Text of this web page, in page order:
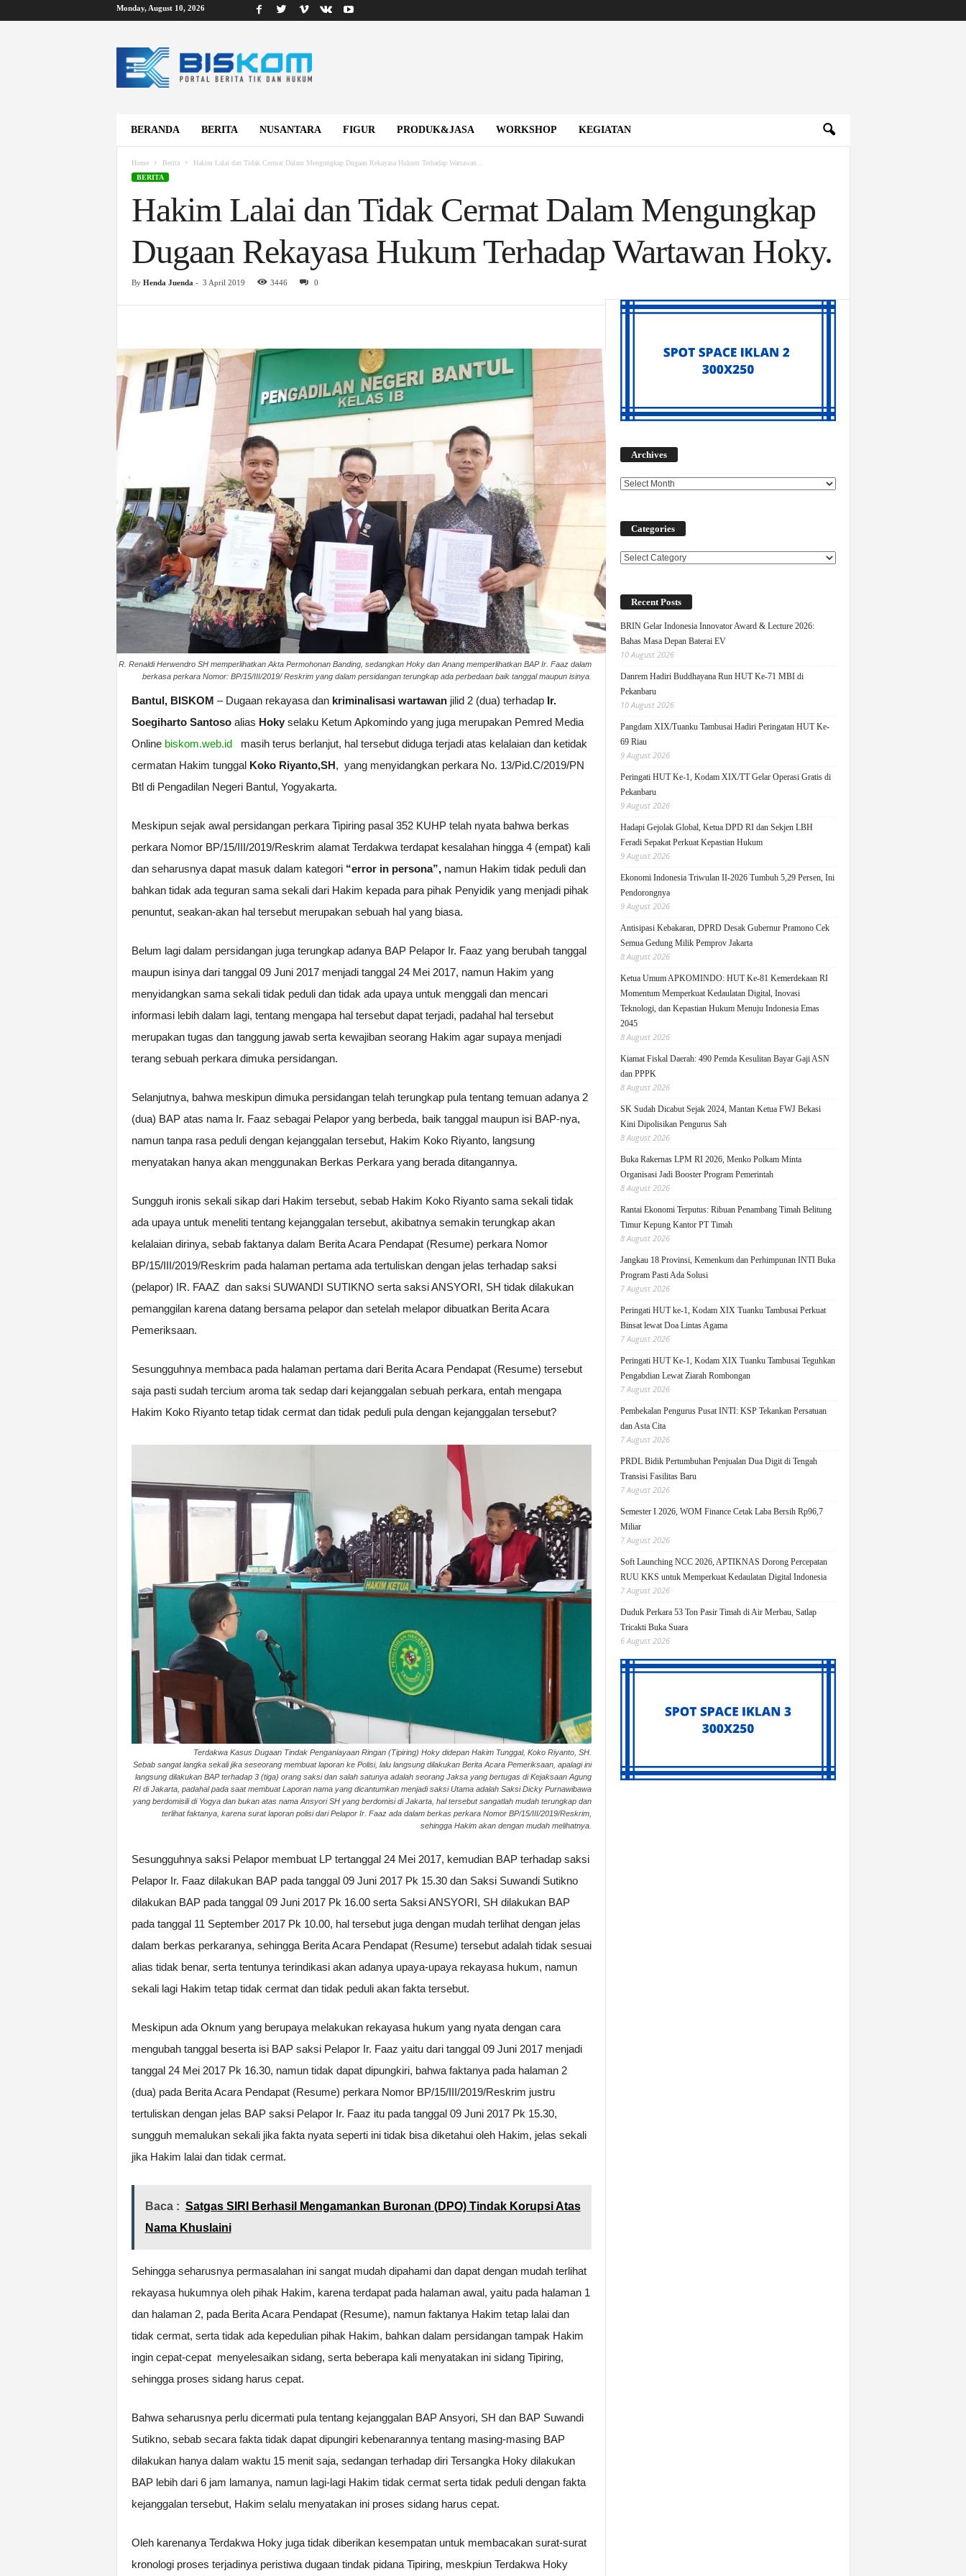
Monday, August 10, 2026
i
BERANDA
BERITA NUSANTARA FIGUR PRODUK&JASA WORKSHOP KEGIATAN
Home Berita
Hakim Lalai dan Tidak Cermat Dalam Mengungkap Dugaan Rekayasa Hukum Terhadap Wartawan...
BERITA
Hakim Lalai dan Tidak Cermat Dalam Mengungkap
Dugaan Rekayasa Hukum Terhadap Wartawan Hoky.
By Henda Juenda - 3 April 2019 3446 0
R. Renaldi Herwendro SH memperlihatkan Akta Permohonan Banding, sedangkan Hoky dan Anang memperlihatkan BAP Ir. Faaz dalam
berkasa perkara Nomor: BP/15/III/2019/ Reskrim yang dalam persidangan terungkap ada perbedaan baik tanggal maupun isinya.
Bantul, BISKOM – Dugaan rekayasa dan kriminalisasi wartawanjilid 2 (dua) terhadap Ir.
Soegiharto Santoso alias Hoky selaku Ketum Apkomindo yang juga merupakan Pemred Media
Online biskom.web.id
masih terus berlanjut, hal tersebut diduga terjadi atas kelalaian dan ketidak
cermatan Hakim tunggal Koko Riyanto,SH, yang menyidangkan perkara No. 13/Pid.C/2019/PN
Btl di Pengadilan Negeri Bantul, Yogyakarta.
Meskipun sejak awal persidangan perkara Tipiring pasal 352 KUHP telah nyata bahwa berkas
perkara Nomor BP/15/III/2019/Reskrim alamat Terdakwa terdapat kesalahan hingga 4 (empat) kali
dan seharusnya dapat masuk dalam kategori “error in persona”,namun Hakim tidak peduli dan
bahkan tidak ada teguran sama sekali dari Hakim kepada para pihak Penyidik yang menjadi pihak
penuntut, seakan-akan hal tersebut merupakan sebuah hal yang biasa.
Belum lagi dalam persidangan juga terungkap adanya BAP Pelapor Ir. Faaz yang berubah tanggal
maupun isinya dari tanggal 09 Juni 2017 menjadi tanggal 24 Mei 2017, namun Hakim yang
menyidangkan sama sekali tidak peduli dan tidak ada upaya untuk menggali dan mencari
informasi lebih dalam lagi, tentang mengapa hal tersebut dapat terjadi, padahal hal tersebut
merupakan tugas dan tanggung jawab serta kewajiban seorang Hakim agar supaya menjadi
terang sebuah perkara dimuka persidangan.
Selanjutnya, bahwa meskipun dimuka persidangan telah terungkap pula tentang temuan adanya 2
(dua) BAP atas nama Ir. Faaz sebagai Pelapor yang berbeda, baik tanggal maupun isi BAP-nya,
namun tanpa rasa peduli dengan kejanggalan tersebut, Hakim Koko Riyanto, langsung
menyatakan hanya akan menggunakan Berkas Perkara yang berada ditangannya.
Sungguh ironis sekali sikap dari Hakim tersebut, sebab Hakim Koko Riyanto sama sekali tidak
ada upaya untuk meneliti tentang kejanggalan tersebut, akibatnya semakin terungkap akan
kelalaian dirinya, sebab faktanya dalam Berita Acara Pendapat (Resume) perkara Nomor
BP/15/III/2019/Reskrim pada halaman pertama ada tertuliskan dengan jelas terhadap saksi
(pelapor) IR. FAAZ dan saksi SUWANDI SUTIKNO serta saksi ANSYORI, SH tidak dilakukan
pemanggilan karena datang bersama pelapor dan setelah melapor dibuatkan Berita Acara
Pemeriksaan.
Sesungguhnya membaca pada halaman pertama dari Berita Acara Pendapat (Resume) tersebut
saja pasti sudah tercium aroma tak sedap dari kejanggalan sebuah perkara, entah mengapa
Hakim Koko Riyanto tetap tidak cermat dan tidak peduli pula dengan kejanggalan tersebut?
Terdakwa Kasus Dugaan Tindak Penganiayaan Ringan (Tipiring) Hoky didepan Hakim Tunggal, Koko Riyanto, SH.
Sebab sangat langka sekali jika seseorang membuat laporan ke Polisi, lalu langsung dilakukan Berita Acara Pemeriksaan, apalagi ini
langsung dilakukan BAP terhadap 3 (tiga) orang saksi dan salah satunya adalah seorang Jaksa yang bertugas di Kejaksaan Agung
RI di Jakarta, padahal pada saat membuat Laporan nama yang dicantumkan menjadi saksi Utama adalah Saksi Dicky Purnawibawa
yang berdomisili di Yogya dan bukan atas nama Ansyori SH yang berdomisi di Jakarta, hal tersebut sangatlah mudah terungkap dan
terlihat faktanya, karena surat laporan polisi dari Pelapor Ir. Faaz ada dalam berkas perkara Nomor BP/15/III/2019/Reskrim,
sehingga Hakim akan dengan mudah melihatnya.
Sesungguhnya saksi Pelapor membuat LP tertanggal 24 Mei 2017, kemudian BAP terhadap saksi
Pelapor Ir. Faaz dilakukan BAP pada tanggal 09 Juni 2017 Pk 15.30 dan Saksi Suwandi Sutikno
dilakukan BAP pada tanggal 09 Juni 2017 Pk 16.00 serta Saksi ANSYORI, SH dilakukan BAP
pada tanggal 11 September 2017 Pk 10.00, hal tersebut juga dengan mudah terlihat dengan jelas
dalam berkas perkaranya, sehingga Berita Acara Pendapat (Resume) tersebut adalah tidak sesuai
alias tidak benar, serta tentunya terindikasi akan adanya upaya-upaya rekayasa hukum, namun
sekali lagi Hakim tetap tidak cermat dan tidak peduli akan fakta tersebut.
Meskipun ada Oknum yang berupaya melakukan rekayasa hukum yang nyata dengan cara
mengubah tanggal beserta isi BAP saksi Pelapor Ir. Faaz yaitu dari tanggal 09 Juni 2017 menjadi
tanggal 24 Mei 2017 Pk 16.30, namun tidak dapat dipungkiri, bahwa faktanya pada halaman 2
(dua) pada Berita Acara Pendapat (Resume) perkara Nomor BP/15/III/2019/Reskrim justru
tertuliskan dengan jelas BAP saksi Pelapor Ir. Faaz itu pada tanggal 09 Juni 2017 Pk 15.30,
sungguh memalukan sekali jika fakta nyata seperti ini tidak bisa diketahui oleh Hakim, jelas sekali
jika Hakim lalai dan tidak cermat.
Baca : Satgas SIRI Berhasil Mengamankan Buronan (DPO) Tindak Korupsi Atas
Nama Khuslaini
Sehingga seharusnya permasalahan ini sangat mudah dipahami dan dapat dengan mudah terlihat
rekayasa hukumnya oleh pihak Hakim, karena terdapat pada halaman awal, yaitu pada halaman 1
dan halaman 2, pada Berita Acara Pendapat (Resume), namun faktanya Hakim tetap lalai dan
tidak cermat, serta tidak ada kepedulian pihak Hakim, bahkan dalam persidangan tampak Hakim
ingin cepat-cepat menyelesaikan sidang, serta beberapa kali menyatakan ini sidang Tipiring,
sehingga proses sidang harus cepat.
Bahwa seharusnya perlu dicermati pula tentang kejanggalan BAP Ansyori, SH dan BAP Suwandi
Sutikno, sebab secara fakta tidak dapat dipungiri kebenarannya tentang masing-masing BAP
dilakukan hanya dalam waktu 15 menit saja, sedangan terhadap diri Tersangka Hoky dilakukan
BAP lebih dari 6 jam lamanya, namun lagi-lagi Hakim tidak cermat serta tidak peduli dengan fakta
kejanggalan tersebut, Hakim selalu menyatakan ini proses sidang harus cepat.
Oleh karenanya Terdakwa Hoky juga tidak diberikan kesempatan untuk membacakan surat-surat
kronologi proses terjadinya peristiwa dugaan tindak pidana Tipiring, meskpiun Terdakwa Hoky
Archives
Categories
Categories
Recent Posts
BRIN Gelar Indonesia Innovator Award & Lecture 2026:
Bahas Masa Depan Baterai EV
10 August 2026
Danrem Hadiri Buddhayana Run HUT Ke-71 MBI di
Pekanbaru
10 August 2026
Pangdam XIX/Tuanku Tambusai Hadiri Peringatan HUT Ke-
69 Riau
9 August 2026
Peringati HUT Ke-1, Kodam XIX/TT Gelar Operasi Gratis di
Pekanbaru
9 August 2026
Hadapi Gejolak Global, Ketua DPD RI dan Sekjen LBH
Feradi Sepakat Perkuat Kepastian Hukum
9 August 2026
Ekonomi Indonesia Triwulan II-2026 Tumbuh 5,29 Persen, Ini
Pendorongnya
9 August 2026
Antisipasi Kebakaran, DPRD Desak Gubernur Pramono Cek
Semua Gedung Milik Pemprov Jakarta
8 August 2026
Ketua Umum APKOMINDO: HUT Ke-81 Kemerdekaan RI
Momentum Memperkuat Kedaulatan Digital, Inovasi
Teknologi, dan Kepastian Hukum Menuju Indonesia Emas
2045
8 August 2026
Kiamat Fiskal Daerah: 490 Pemda Kesulitan Bayar Gaji ASN
dan PPPK
8 August 2026
SK Sudah Dicabut Sejak 2024, Mantan Ketua FWJ Bekasi
Kini Dipolisikan Pengurus Sah
8 August 2026
Buka Rakernas LPM RI 2026, Menko Polkam Minta
Organisasi Jadi Booster Program Pemerintah
8 August 2026
Rantai Ekonomi Terputus: Ribuan Penambang Timah Belitung
Timur Kepung Kantor PT Timah
8 August 2026
Jangkau 18 Provinsi, Kemenkum dan Perhimpunan INTI Buka
Program Pasti Ada Solusi
7 August 2026
Peringati HUT ke-1, Kodam XIX Tuanku Tambusai Perkuat
Binsat lewat Doa Lintas Agama
7 August 2026
Peringati HUT Ke-1, Kodam XIX Tuanku Tambusai Teguhkan
Pengabdian Lewat Ziarah Rombongan
7 August 2026
Pembekalan Pengurus Pusat INTI: KSP Tekankan Persatuan
dan Asta Cita
7 August 2026
PRDL Bidik Pertumbuhan Penjualan Dua Digit di Tengah
Transisi Fasilitas Baru
7 August 2026
Semester I 2026, WOM Finance Cetak Laba Bersih Rp96,7
Miliar
7 August 2026
Soft Launching NCC 2026, APTIKNAS Dorong Percepatan
RUU KKS untuk Memperkuat Kedaulatan Digital Indonesia
7 August 2026
Duduk Perkara 53 Ton Pasir Timah di Air Merbau, Satlap
Tricakti Buka Suara
6 August 2026